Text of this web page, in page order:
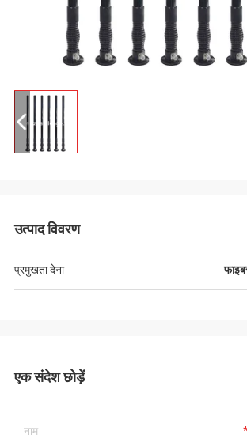
उत्पाद विवरण
प्रमुखता देना
एक संदेश छोड़ें